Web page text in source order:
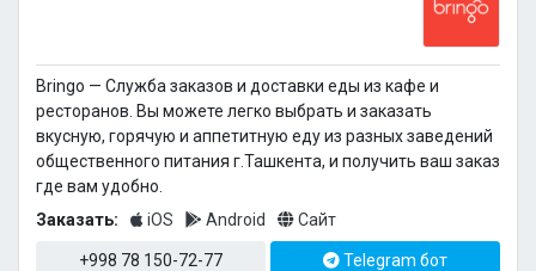
Bringo — Cлужба заказов и доставки еды из кафе и
ресторанов. Вы можете легко выбрать и заказать
вкусную, горячую и аппетитную еду из разных заведений
общественного питания г.Ташкента, и получить ваш заказ
где вам удобно.
Заказать:
iOS Android Сайт
+998 78 150-72-77 Telegram бот